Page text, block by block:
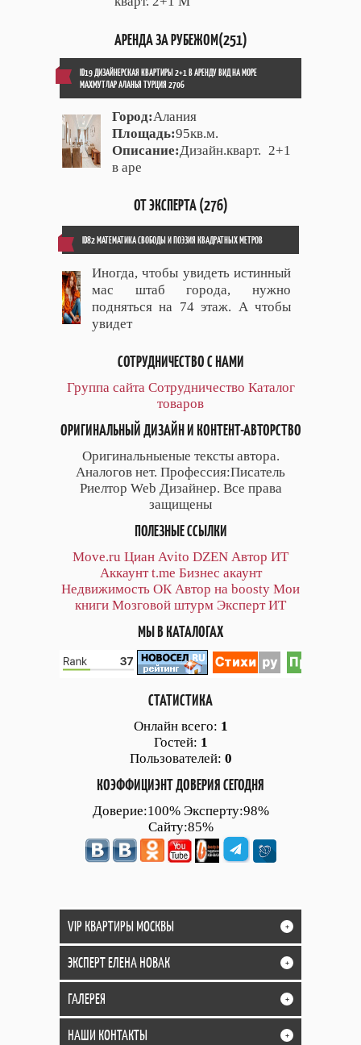
АРЕНДА ЗА РУБЕЖОМ(251)
ID19 ДИЗАЙНЕРСКАЯ КВАРТИРЫ 2+1 В АРЕНДУ ВИД НА МОРЕ
МАХМУТЛАР АЛАНЬЯ ТУРЦИЯ 2706
Город:Алания
Площадь:95кв.м.
Описание: Дизайн.кварт. 2+1
в аре
ОТ ЭКСПЕРТА (276)
ID82 МАТЕМАТИКА СВОБОДЫ И ПОЭЗИЯ КВАДРАТНЫХ МЕТРОВ
Иногда, чтобы увидеть истинный
мас штаб города, нужно
подняться на 74 этаж. А чтобы
увидет
СОТРУДНИЧЕСТВО С НАМИ
Группа сайта Сотрудничество Каталог
товаров
ОРИГИНАЛЬНЫЙ ДИЗАЙН И КОНТЕНТ-АВТОРСТВО
Оригинальныеные тексты автора.
Аналогов нет. Профессия:Писатель
Риелтор Web Дизайнер. Все права
защищены
ПОЛЕЗНЫЕ ССЫЛКИ
Move.ru Циан Avito DZEN Автор ИТ
Аккаунт t.me Бизнес акаунт
Недвижимость ОК Автор на boosty Мои
книги Мозговой штурм Эксперт ИТ
МЫ В КАТАЛОГАХ
СТАТИСТИКА
Онлайн всего: 1
Гостей: 1
Пользователей: 0
КОЭФФИЦИЭНТ ДОВЕРИЯ СЕГОДНЯ
Доверие:100% Эксперту:98%
Сайту:85%
VIP КВАРТИРЫ МОСКВЫ +
ЭКСПЕРТ ЕЛЕНА НОВАК +
ГАЛЕРЕЯ +
НАШИ КОНТАКТЫ +